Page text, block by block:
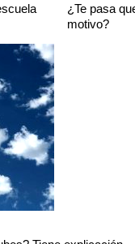
¿Te pasa
motivo?